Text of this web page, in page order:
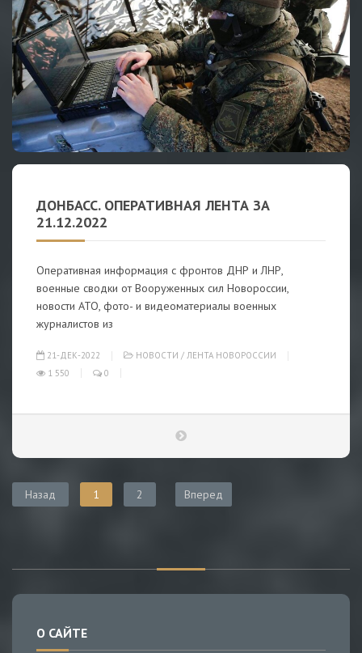
ДОНБАСС. ОПЕРАТИВНАЯ ЛЕНТА ЗА
21.12.2022
Оперативная информация с фронтов ДНР и ЛНР,
военные сводки от Вооруженных сил Новороссии,
новости АТО, фото- и видеоматериалы военных
журналистов из
21-ДЕК-2022 НОВОСТИ / ЛЕНТА НОВОРОССИИ
1 550
0
Назад 1 2 Вперед
О САЙТЕ